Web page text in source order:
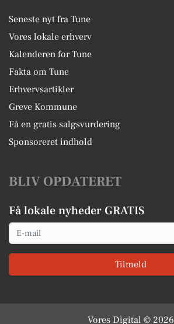
Seneste nyt fra Tune
Vores lokale erhverv
Kalenderen for Tune
Fakta om Tune
Erhvervsartikler
Greve Kommune
Få en gratis salgsvurdering
Sponsoreret indhold
BLIV OPDATERET
Få lokale nyheder GRATIS
Email
Tilmeld
Vores Digital © 2026